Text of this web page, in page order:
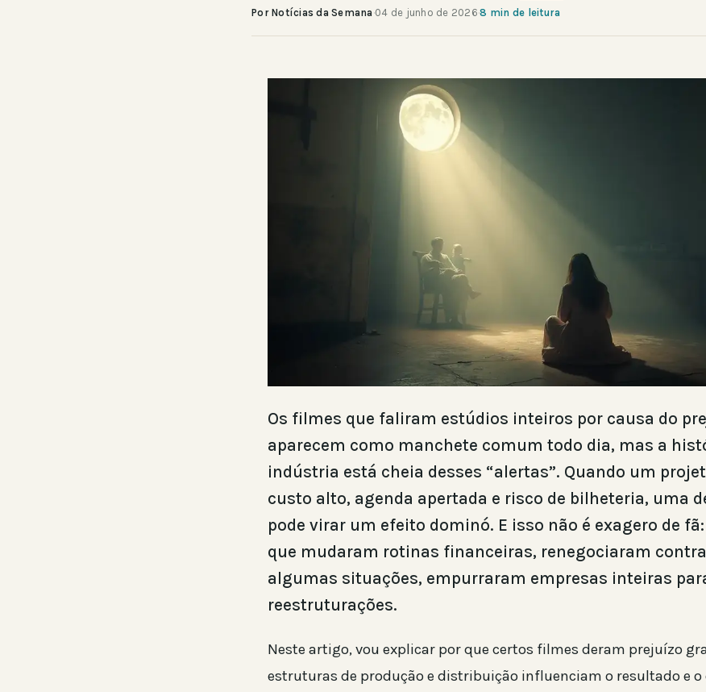
Por Notícias da Semana ·04 de junho de 2026·8 min de leitura
Os filmes que faliram estúdios inteiros por causa do
aparecem como manchete comum todo dia, mas a
indústria está cheia desses “alertas”. Quando um
custo alto, agenda apertada e risco de bilheteria, uma
pode virar um efeito dominó. E isso não é exagero de
que mudaram rotinas financeiras, renegociaram
algumas situações, empurraram empresas inteiras
reestruturações.
Neste artigo, vou explicar por que certos filmes deram prejuízo
estruturas de produção e distribuição influenciam o resultado e o